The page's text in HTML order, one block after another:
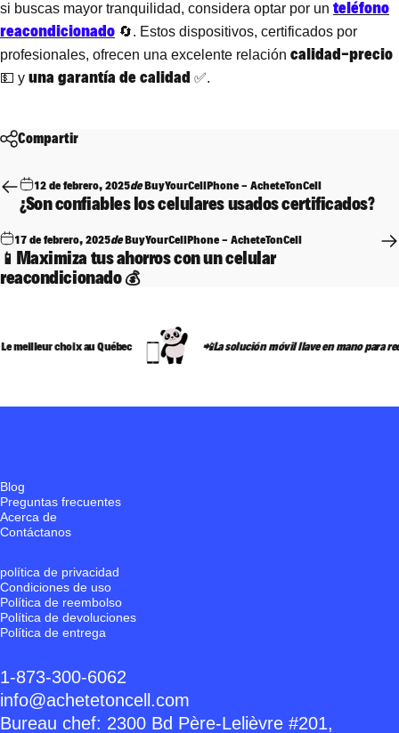
si buscas mayor tranquilidad, considera optar por un teléfono
reacondicionado 🔄. Estos dispositivos, certificados por
profesionales, ofrecen una excelente relación calidad-precio
💵 y una garantía de calidad ✅.
Compartir
12 de febrero, 2025deBuyYourCellPhone - AcheteTonCell
¿Son confiables los celulares usados ​​certificados?
17 de febrero, 2025deBuyYourCellPhone - AcheteTonCell
📱Maximiza tus ahorros con un celular
reacondicionado 💰
choix au Québec 📲La solución móvil llave en mano para
Blog
Preguntas frecuentes
Acerca de
Contáctanos
política de privacidad
Condiciones de uso
Política de reembolso
Política de devoluciones
Política de entrega
1-873-300-6062
info@achetetoncell.com
Bureau chef: 2300 Bd Père-Lelièvre #201,